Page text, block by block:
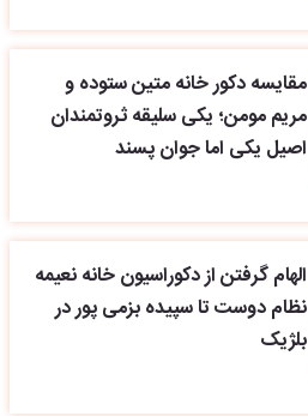
مقایسه دکور خانه متین ستوده و
مریم مومن؛ یکی سلیقه ثروتمندان
اصیل یکی اما جوان پسند
الهام گرفتن از دکوراسیون خانه نعیمه
نظام دوست تا سپیده بزمی پور در
بلژیک